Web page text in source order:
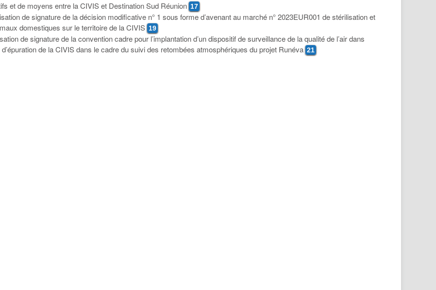
et de moyens entre la CIVIS et Destination Sud Réunion 17
de signature de la décision modificative n° 1 sous forme d’avenant au marché n° 2023EUR001 de stérilisation et
domestiques sur le territoire de la CIVIS 19
de signature de la convention cadre pour l’implantation d’un dispositif de surveillance de la qualité de l’air dans
d’épuration de la CIVIS dans le cadre du suivi des retombées atmosphériques du projet Runéva21